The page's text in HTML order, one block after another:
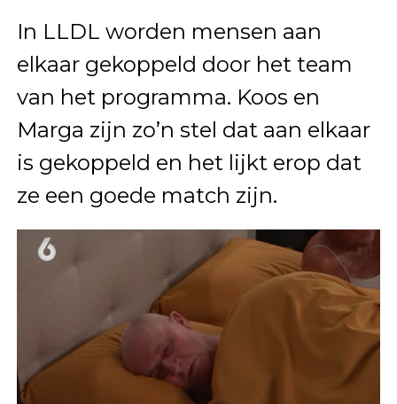
In LLDL worden mensen aan
elkaar gekoppeld door het team
van het programma. Koos en
Marga zijn zo’n stel dat aan elkaar
is gekoppeld en het lijkt erop dat
ze een goede match zijn.